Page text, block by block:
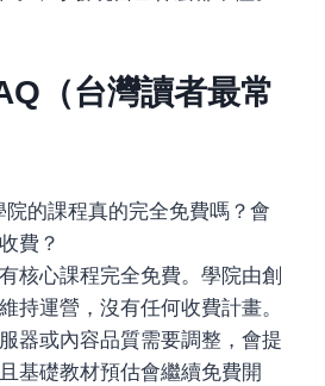
（台灣讀者最常
院的課程真的完全免費嗎？會
費？
核心課程完全免費。學院由創
持運營，沒有任何收費計畫。
器或內容品質需要調整，會提
基礎教材預估會繼續免費開